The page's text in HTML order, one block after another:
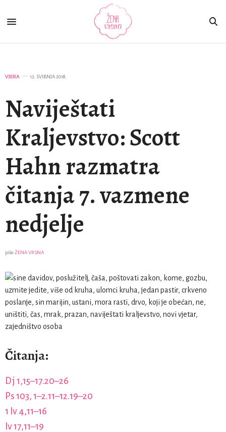
VJERA 13. SVIBNJA 2018.
Naviještati
Kraljevstvo: Scott
Hahn razmatra
čitanja 7. vazmene
nedjelje
piše ŽENA VRSNA
Čitanja:
Dj 1,15–17.20–26
Ps 103, 1–2.11–12.19–20
1 Iv 4,11–16
Iv 17,11–19